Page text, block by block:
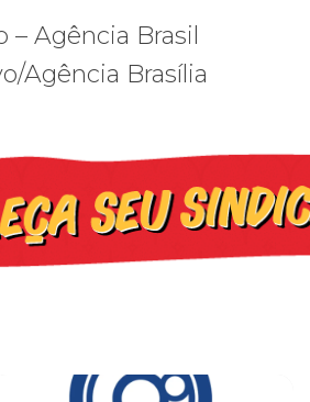
– Agência Brasil
Agência Brasília
leva reivindicações à TV TEM,